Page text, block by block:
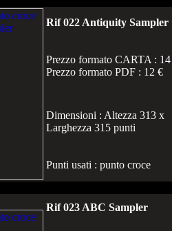
Rif 022 Antiquity Sampler
Prezzo formato CARTA :
Prezzo formato PDF : 12 €
Dimensioni : Altezza 313 x
Larghezza 315 punti
Punti usati : punto croce
Rif 023 ABC Sampler